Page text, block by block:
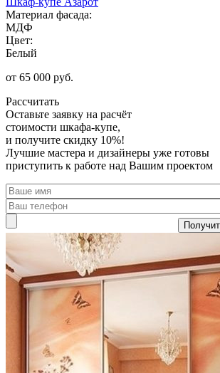
Материал фасада:
МДФ
Цвет:
Белый
от 65 000 руб.
Рассчитать
Оставьте заявку на расчёт
стоимости шкафа-купе,
и получите скидку 10%!
Лучшие мастера и дизайнеры уже готовы
приступить к работе над Вашим проектом